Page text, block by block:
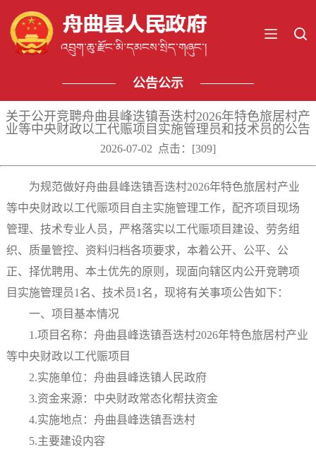
公告公示
关于公开竞聘舟曲县峰迭镇吾迭村2026年特色旅居村产
业等中央财政以工代赈项目实施管理员和技术员的公告
2026-07-02 点击：[309]
为规范做好舟曲县峰迭镇吾迭村2026年特色旅居村产业
等中央财政以工代赈项目自主实施管理工作，配齐项目现场
管理、技术专业人员，严格落实以工代赈项目建设、劳务组
织、质量管控、资料归档各项要求，本着公开、公平、公
正、择优聘用、本土优先的原则，现面向辖区内公开竞聘项
目实施管理员1名、技术员1名，现将有关事项公告如下：
一、项目基本情况
1.项目名称：舟曲县峰迭镇吾迭村2026年特色旅居村产业
等中央财政以工代赈项目
2.实施单位：舟曲县峰迭镇人民政府
3.资金来源：中央财政常态化帮扶资金
4.实施地点：舟曲县峰迭镇吾迭村
5.主要建设内容